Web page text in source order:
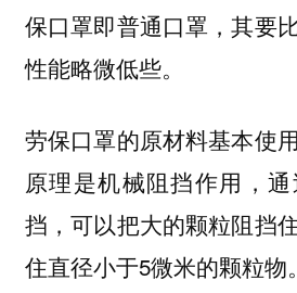
保口罩即普通口罩，其要
性能略微低些。
劳保口罩的原材料基本使
原理是机械阻挡作用，
挡，可以把大的颗粒阻挡
住直径小于5微米的颗粒物。